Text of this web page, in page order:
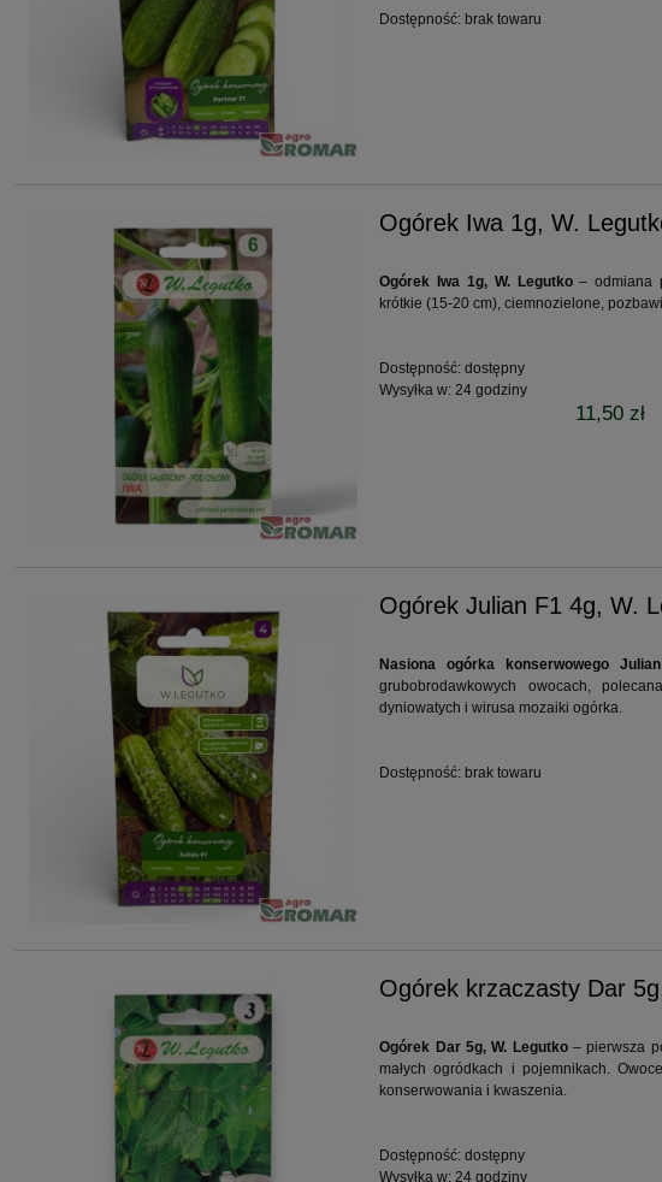
Dmuchawa akumulatorowa AL-KO LB
1860 Boflex body
415,71 zł
Cena regularna: 447,00 zł
Najniższa cena:447,00 zł
do koszyka
Cadet LM3 CRC46s napęd
MySPEED 4w1 / BESTELLER!
1 799,00 zł
Najniższa cena:2 399,00 zł
Dostępność: brak towaru
Ogórek Iwa 1g, W.
Ogórek Iwa 1g, W. Legutko– odmiana
krótkie (15-20 cm), ciemnozielone,
Dostępność: dostępny
Wysyłka w: 24 godziny
11,50 zł
Ogórek Julian F1 4g, W.
Nasiona ogórka konserwowego
grubobrodawkowych owocach,
dyniowatych i wirusa mozaiki ogórka.
Dostępność: brak towaru
Ogórek krzaczasty Dar
Ogórek Dar 5g, W. Legutko– pierwsza
małych ogródkach i pojemnikach.
konserwowania i kwaszenia.
Dostępność: dostępny
Wysyłka w: 24 godziny